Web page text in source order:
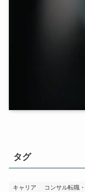
タグ
キャリア コンサル転職